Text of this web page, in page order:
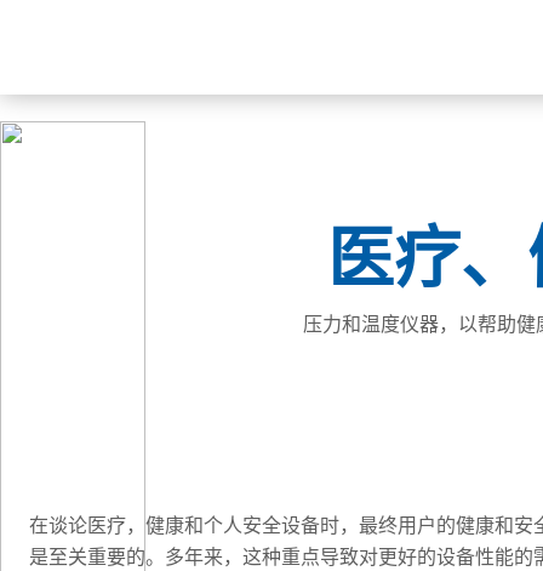
医疗
压力和温度仪器，以帮助
在谈论医疗，健康和个人安全设备时，最终用户的健康和安
是至关重要的。多年来，这种重点导致对更好的设备性能的